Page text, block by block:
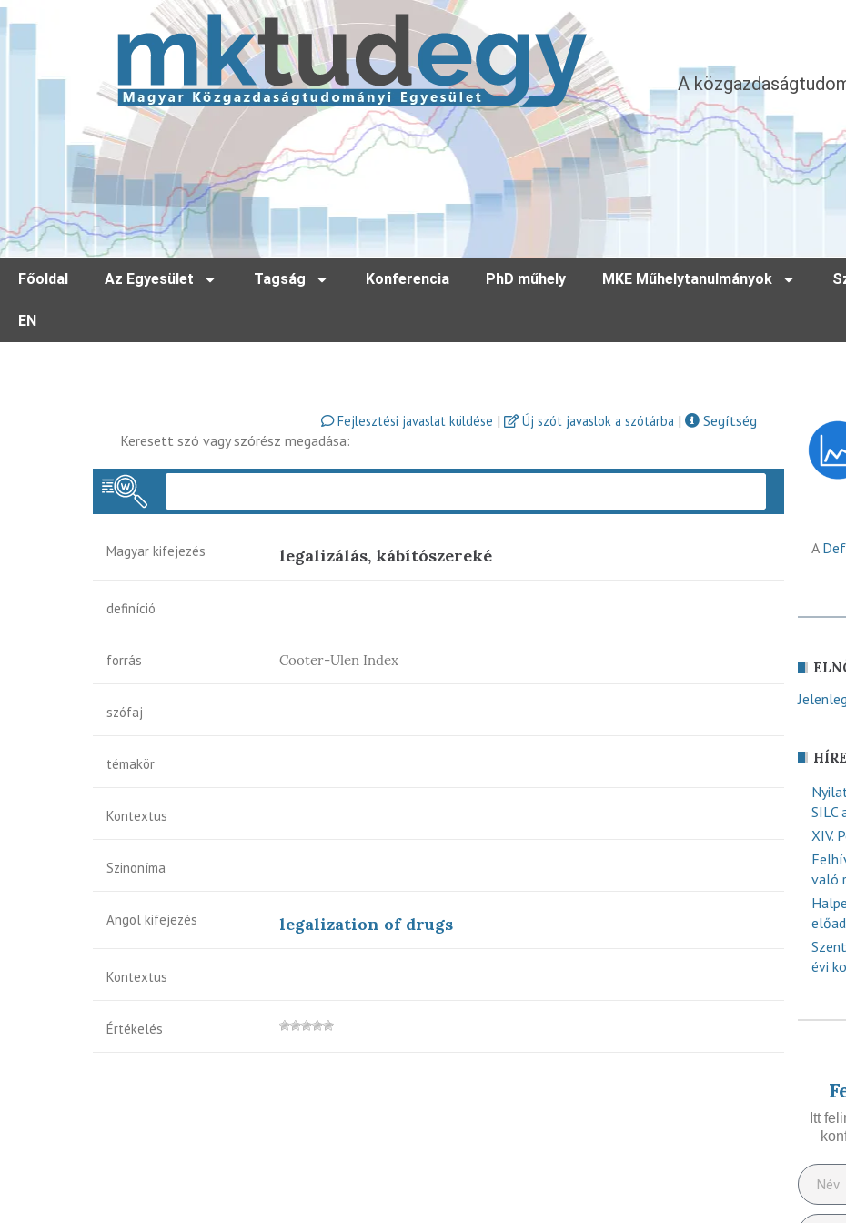
A
Főoldal Az Egyesület Tagság Konferencia PhD műhely MKE Műhelytanulmányok
EN
Fejlesztési javaslat küldése | Új szót javaslok a szótárba |
Segítség
Keresett szó vagy szórész megadása:
Magyar kifejezés legalizálás, kábítószereké
definíció
forrás Cooter-Ulen Index
szófaj
témakör
Kontextus
Szinoníma
Angol kifejezés legalization of drugs
Kontextus
Értékelés
A
XIV.
való
évi
Itt